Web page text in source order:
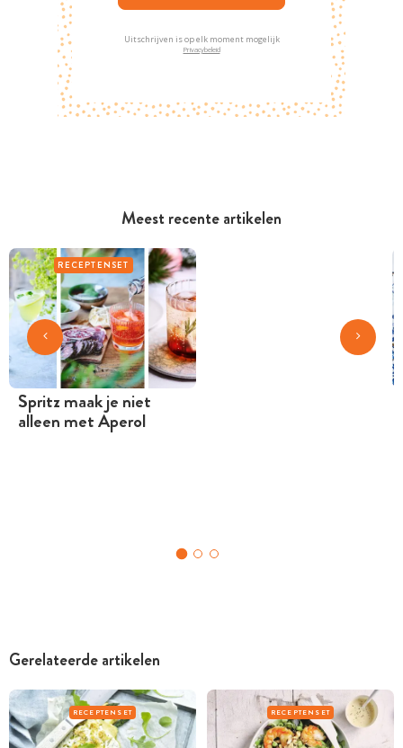
Meest recente artikelen
RECEPTENSET
Spritz maak je niet
alleen met Aperol
Uitschrijven is op elk moment mogelijk
Privacybeleid
Gerelateerde artikelen
RECEPTENSET RECEPTENSET